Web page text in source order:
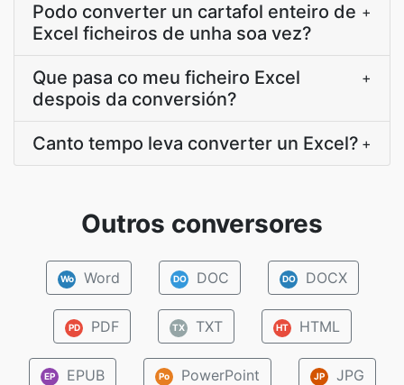
Podo converter un cartafol enteiro de
Excel ficheiros de unha soa vez?
+
Que pasa co meu ficheiro Excel
despois da conversión?
+
Canto tempo leva converter un Excel? +
Outros conversores
Wo Word DO DOC DO DOCX
PD PDF TX TXT HT HTML
EP EPUB Po PowerPoint JP JPG